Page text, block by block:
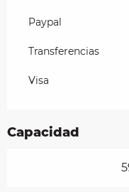
Paypal
Transferencias
Visa
Capacidad